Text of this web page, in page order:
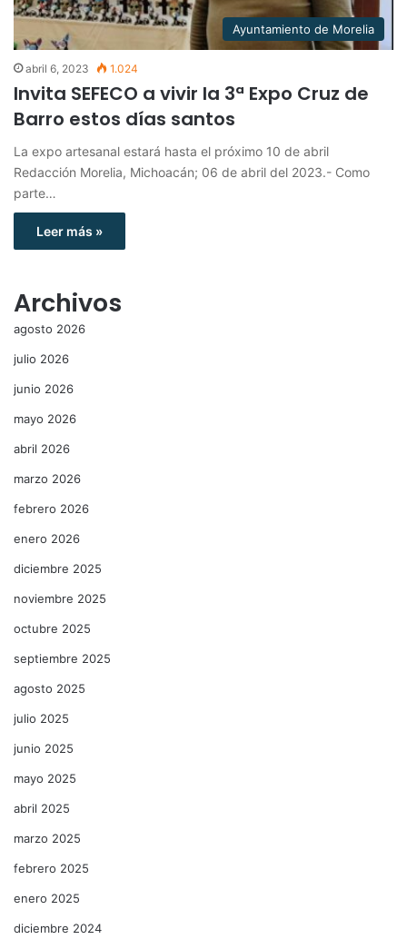
Ayuntamiento de Morelia
abril 6, 2023 1.024
Invita SEFECO a vivir la 3ª Expo Cruz de
Barro estos días santos
La expo artesanal estará hasta el próximo 10 de abril
Redacción Morelia, Michoacán; 06 de abril del 2023.- Como
parte…
Leer más »
Archivos
agosto 2026
julio 2026
junio 2026
mayo 2026
abril 2026
marzo 2026
febrero 2026
enero 2026
diciembre 2025
noviembre 2025
octubre 2025
septiembre 2025
agosto 2025
julio 2025
junio 2025
mayo 2025
abril 2025
marzo 2025
febrero 2025
enero 2025
diciembre 2024